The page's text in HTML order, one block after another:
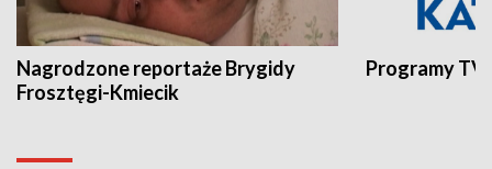
Nagrodzone reportaże Brygidy
Frosztęgi-Kmiecik
Programy